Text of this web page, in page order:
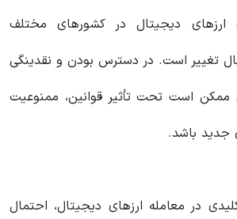
ارزهای دیجیتال در کشورهای مختلف
تغییر است. در دسترس بودن و نقدینگی
ممکن است تحت تأثیر قوانین، ممنوعیت
جدید باشد.
در معامله ارزهای دیجیتال، احتمال